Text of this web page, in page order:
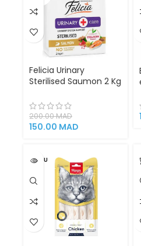
Felicia Urinary
Sterilised Saumon 2 Kg
Hypoallergéniques
pour Chat Stérilisé |
Santé Urinaire &
200.00MAD
150.00 MAD
VENDU